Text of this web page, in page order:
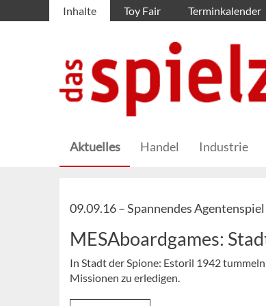
Inhalte Toy Fair Terminkalender
Aktuelles Handel Industrie
09.09.16 –Spannendes
MESAboardgames:
In Stadt der Spione: Estoril 1942
Missionen zu erledigen.